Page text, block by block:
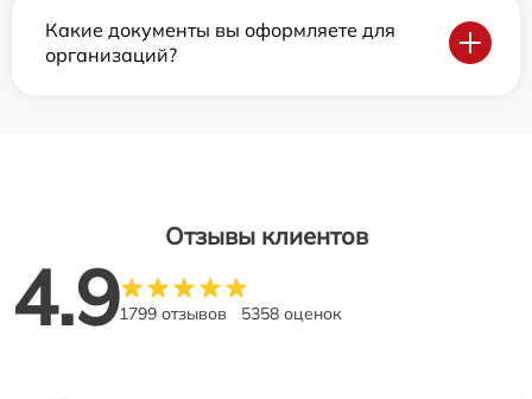
Какие документы вы оформляете для
организаций?
Отзывы клиентов
4.91799 отзывов 5358 оценок